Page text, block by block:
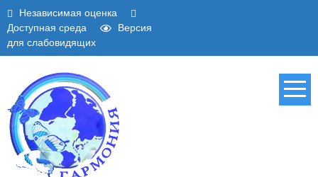
Независимая оценка
Доступная среда
Версия
для слабовидящих